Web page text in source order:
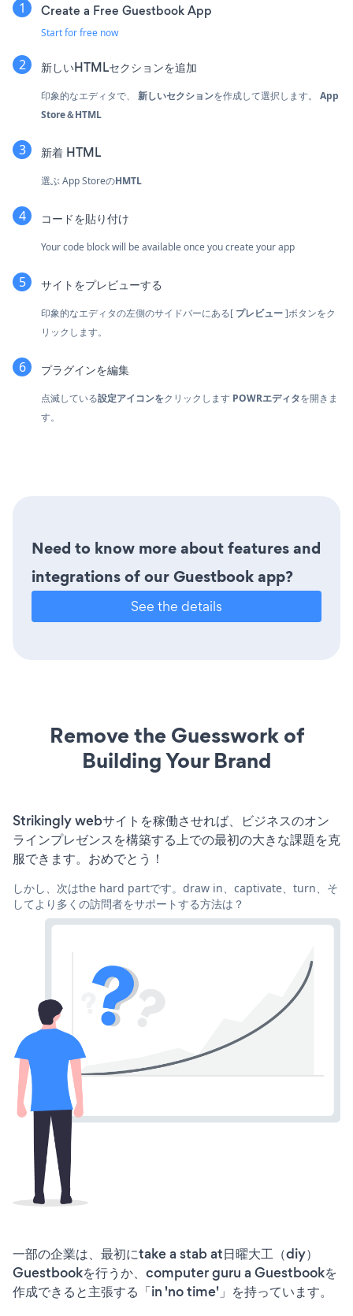
Create a Free Guestbook App
Start for free now
新しいHTMLセクションを追加
印象的なエディタで、 新しいセクションを作成して選択します。 App
Store＆HTML
新着 HTML
選ぶApp StoreのHMTL
コードを貼り付け
Your code block will be available once you create your app
サイトをプレビューする
印象的なエディタの左側のサイドバーにある[ プレビュー]ボタンをク
リックします。
プラグインを編集
点滅している設定アイコンをクリックします POWRエディタを開きま
す。
Need to know more about features and
integrations of our Guestbook app?
See the details
Remove the Guesswork of
Building Your Brand
Strikingly webサイトを稼働させれば、ビジネスのオン
ラインプレゼンスを構築する上での最初の大きな課題を克
服できます。おめでとう！
しかし、次はthe hard partです。draw in、captivate、turn、そ
してより多くの訪問者をサポートする方法は？
一部の企業は、最初にtake a stab at日曜大工（diy）
Guestbookを行うか、computer guru a Guestbookを
作成できると主張する「in 'no time'」を持っています。